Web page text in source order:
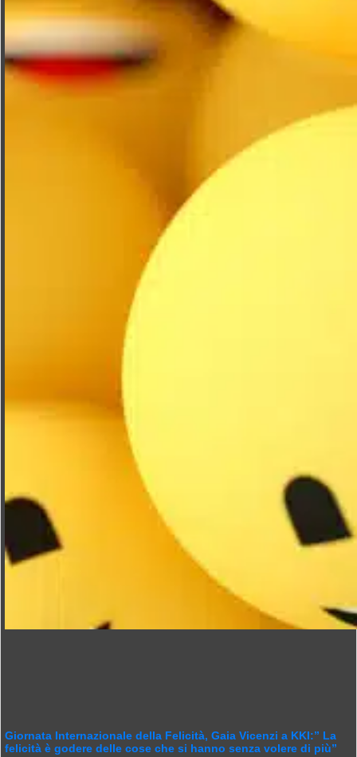
Giornata Internazionale della Felicità, Gaia Vicenzi a KKI:” La
felicità è godere delle cose che si hanno senza volere di più”